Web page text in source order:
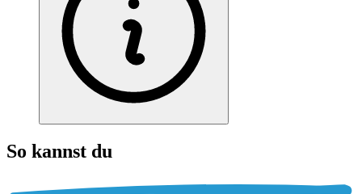
So kannst du